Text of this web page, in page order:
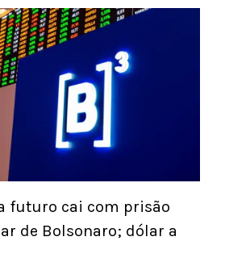
futuro cai com prisão
de Bolsonaro; dólar a